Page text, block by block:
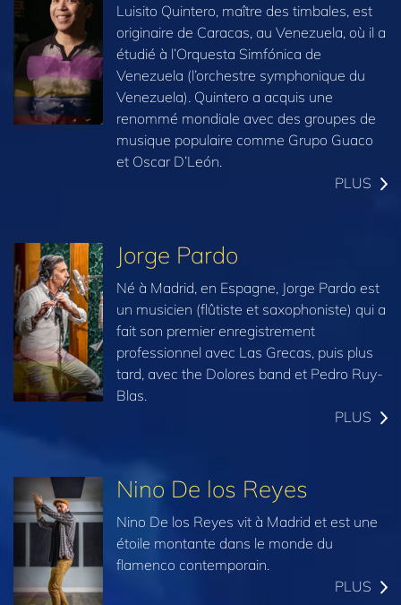
Luisito Quintero, maître des timbales, est
originaire de Caracas, au Venezuela, où il a
étudié à l’Orquesta Simfónica de
Venezuela (l’orchestre symphonique du
Venezuela). Quintero a acquis une
renommé mondiale avec des groupes de
musique populaire comme Grupo Guaco
et Oscar D’León.
PLUS
Jorge Pardo
Né à Madrid, en Espagne, Jorge Pardo est
un musicien (flûtiste et saxophoniste) qui a
fait son premier enregistrement
professionnel avec Las Grecas, puis plus
tard, avec the Dolores band et Pedro Ruy-
Blas.
PLUS
Nino De los Reyes
Nino De los Reyes vit à Madrid et est une
étoile montante dans le monde du
flamenco contemporain.
PLUS